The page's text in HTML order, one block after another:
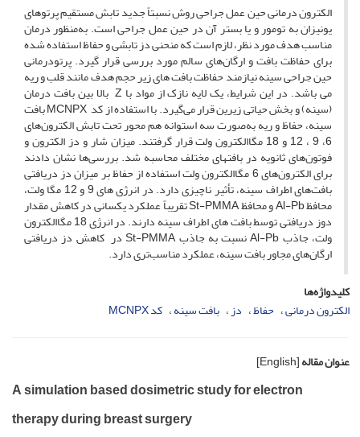
الکترون درمانی حین عمل جراحی روش نسبتاً جدید تابش مستقیم پرتوهای
یونیزان به تومور و یا بستر آن در حین عمل جراحی است. به‌منظور درمان
مناسب هدف مورد نظر، لازم است که منحنی دز تابشی و حفاظ استفاده شده
برای حفاظت بافت و ارگان‌های سالم مورد بررسی قرار گیرد. پرتودرمانی
حین جراحی سینه نیازمند حفاظت بافت ­های زیر حجم هدف مانند قلب و ریه
می باشد. در این شرایط، یک لایه نازک از مواد با Z بالا بین بافت درمان
(سینه) و بخش حیاتی زیرین قرار می‌گیرد. با استفاده از کد MCNPX بافت
سینه، حفاظ و ریه به‌صورت سه استوانه هم محور تحت تابش الکترون‌های
6، 9 ، 12 و 18 مگاالکترون ولت قرار گرفتند. میزان شار و دز الکترون و
فوتون‌های ثانویه در بافت­های مختلف محاسبه شد. بررسی‌ها نشان دادند
برای الکترون‌های 6 مگاالکترون ولت استفاده از حفاظ بر میزان دز دریافتی
بافت‌های اطراف سینه، تأثیر ناچیزی دارد. در انرژی های 9 و 12 مگا ولت،
محافظ Al-Pb و محافظ St-PMMA تقریباً عملکرد یکسانی در کاهش مقدار
دوز دریافتی توسط بافت های اطراف سینه دارند. در انرژی 18 مگاالکترون
ولت، جاذب Al-Pb نسبت به جاذب St-PMMA در کاهش دز دریافتی
ارگان‌های مجاور بافت سینه، عملکرد مناسب‌تری دارد.
کلیدواژه‌ها
الکترون درمانی حفاظ دز بافت سینه کد MCNPX
عنوان مقاله[English]
A simulation based dosimetric study for electron
therapy during breast surgery